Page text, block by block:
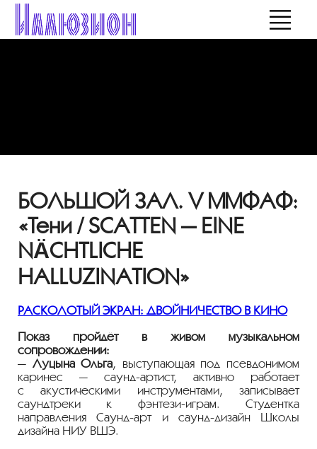
БОЛЬШОЙ ЗАЛ. V ММФАФ:
«Тени / SCATTEN — EINE
NÄCHTLICHE
HALLUZINATION»
РАСКОЛОТЫЙ ЭКРАН: ДВОЙНИЧЕСТВО В КИНО
Показ пройдёт в живом музыкальном
сопровождении:
— Луцына Ольга, выступающая под псевдонимом
каринес — саунд-артист, активно работает
с акустическими инструментами, записывает
саундтреки к фэнтези-играм. Студентка
направленияСаунд-арти саунд-дизайнШколы
дизайна НИУ ВШЭ.